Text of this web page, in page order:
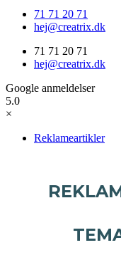
71 71 20 71
hej@creatrix.dk
71 71 20 71
hej@creatrix.dk
Google anmeldelser
5.0
×
Reklameartikler